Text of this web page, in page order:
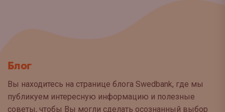
Блог
Вы находитесь на странице блога Swedbank, где мы
публикуем интересную информацию и полезные
советы, чтобы Вы могли сделать осознанный выбор